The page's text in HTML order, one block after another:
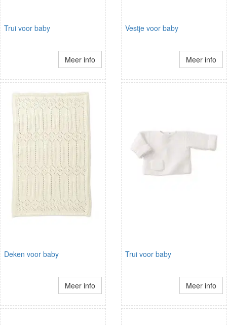
Trui voor baby
Meer info
Vestje voor baby
Meer info
Deken voor baby
Meer info
Trui voor baby
Meer info